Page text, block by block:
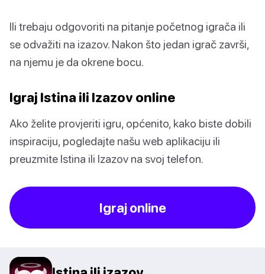
Ili trebaju odgovoriti na pitanje početnog igrača ili
se odvažiti na izazov. Nakon što jedan igrač završi,
na njemu je da okrene bocu.
Igraj Istina ili Izazov online
Ako želite provjeriti igru, općenito, kako biste dobili
inspiraciju, pogledajte našu web aplikaciju ili
preuzmite Istina ili Izazov na svoj telefon.
Igraj online